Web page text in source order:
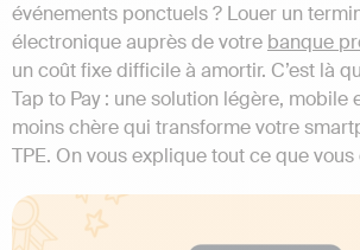
événements ponctuels ? Louer un
électronique auprès de votre banque
un coût fixe difficile à amortir. C’est là
Tap to Pay : une solution légère, mobile
moins chère qui transforme votre
TPE. On vous explique tout ce que vous